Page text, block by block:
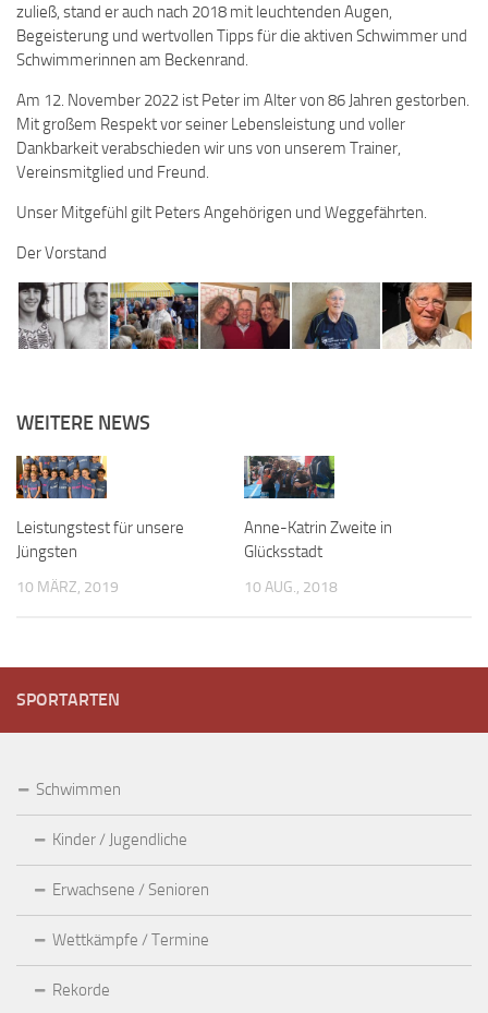
zuließ, stand er auch nach 2018 mit leuchtenden Augen,
Begeisterung und wertvollen Tipps für die aktiven Schwimmer und
Schwimmerinnen am Beckenrand.
Am 12. November 2022 ist Peter im Alter von 86 Jahren gestorben.
Mit großem Respekt vor seiner Lebensleistung und voller
Dankbarkeit verabschieden wir uns von unserem Trainer,
Vereinsmitglied und Freund.
Unser Mitgefühl gilt Peters Angehörigen und Weggefährten.
Der Vorstand
WEITERE NEWS
Leistungstest für unsere
Jüngsten
10 MÄRZ, 2019
Anne-Katrin Zweite in
Glücksstadt
10 AUG., 2018
SPORTARTEN
Schwimmen
Kinder / Jugendliche
Erwachsene / Senioren
Wettkämpfe / Termine
Rekorde